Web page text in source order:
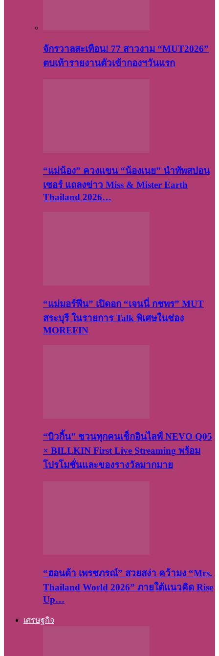
จักรวาลสะเทือน! 77 สาวงาม “MUT2026”
ตบเท้ารายงานตัวเข้ากองฯวันแรก
“แม่น้อง” ควงแขน “น้องเนย” นำทัพสปอน
เซอร์ แถลงข่าว Miss & Mister Earth
Thailand 2026…
“แม่มอร์ฟีน” เปิดอก “เจนนี่ กชพร” MUT
สระบุรี ในรายการ Talk พิเศษในช่อง
MOREFIN
“บิวกิ้น” ชวนทุกคนเช็กอินไลฟ์ NEVO Q05
× BILLKIN First Live Streaming พร้อม
โปรโมชั่นและของรางวัลมากมาย
“ฮอนด้า เพรชภรณ์” สวยสง่า คว้ามง “Mrs.
Thailand World 2026” ภายใต้แนวคิด Rise
Up…
เศรษฐกิจ